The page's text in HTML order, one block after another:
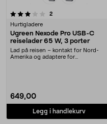
2anmeldelser
Hurtigladere
Ugreen Nexode Pro USB-C
reiselader 65 W, 3 porter
Lad på reisen – kontakt for Nord-
Amerika og adaptere for
649,00
Legg i handlekurv
5.0 av 5 stjerner